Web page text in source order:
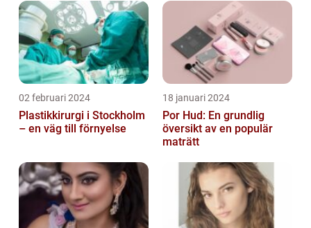
02 februari 2024
Plastikkirurgi i Stockholm
– en väg till förnyelse
18 januari 2024
Por Hud: En grundlig
översikt av en populär
maträtt